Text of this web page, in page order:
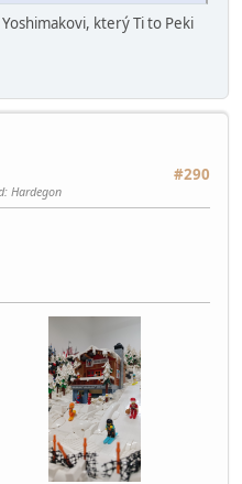
který Ti to Peki
#290
Hardegon